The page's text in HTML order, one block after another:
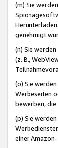
(m) Sie
genehmigt
(n) Sie
(z. B.,
(o) Sie
Werbeseiten
bewerben, die
(p) Sie
einer